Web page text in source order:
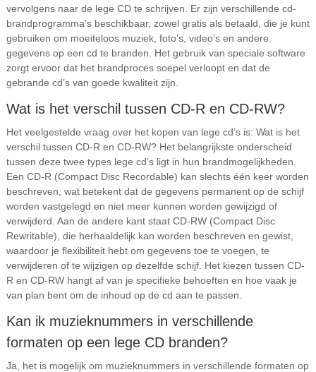
vervolgens naar de lege CD te schrijven. Er zijn verschillende cd-
brandprogramma’s beschikbaar, zowel gratis als betaald, die je kunt
gebruiken om moeiteloos muziek, foto’s, video’s en andere
gegevens op een cd te branden. Het gebruik van speciale software
zorgt ervoor dat het brandproces soepel verloopt en dat de
gebrande cd’s van goede kwaliteit zijn.
Wat is het verschil tussen CD-R en CD-RW?
Het veelgestelde vraag over het kopen van lege cd’s is: Wat is het
verschil tussen CD-R en CD-RW? Het belangrijkste onderscheid
tussen deze twee types lege cd’s ligt in hun brandmogelijkheden.
Een CD-R (Compact Disc Recordable) kan slechts één keer worden
beschreven, wat betekent dat de gegevens permanent op de schijf
worden vastgelegd en niet meer kunnen worden gewijzigd of
verwijderd. Aan de andere kant staat CD-RW (Compact Disc
Rewritable), die herhaaldelijk kan worden beschreven en gewist,
waardoor je flexibiliteit hebt om gegevens toe te voegen, te
verwijderen of te wijzigen op dezelfde schijf. Het kiezen tussen CD-
R en CD-RW hangt af van je specifieke behoeften en hoe vaak je
van plan bent om de inhoud op de cd aan te passen.
Kan ik muzieknummers in verschillende
formaten op een lege CD branden?
Ja, het is mogelijk om muzieknummers in verschillende formaten op